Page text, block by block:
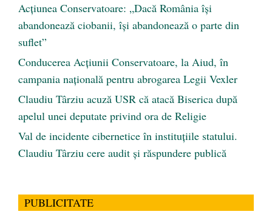
Acțiunea Conservatoare: „Dacă România își
abandonează ciobanii, își abandonează o parte din
suflet”
Conducerea Acțiunii Conservatoare, la Aiud, în
campania națională pentru abrogarea Legii Vexler
Claudiu Târziu acuză USR că atacă Biserica după
apelul unei deputate privind ora de Religie
Val de incidente cibernetice în instituțiile statului.
Claudiu Târziu cere audit și răspundere publică
PUBLICITATE